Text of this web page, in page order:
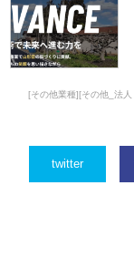
[その他業種][その他_法人
twitter